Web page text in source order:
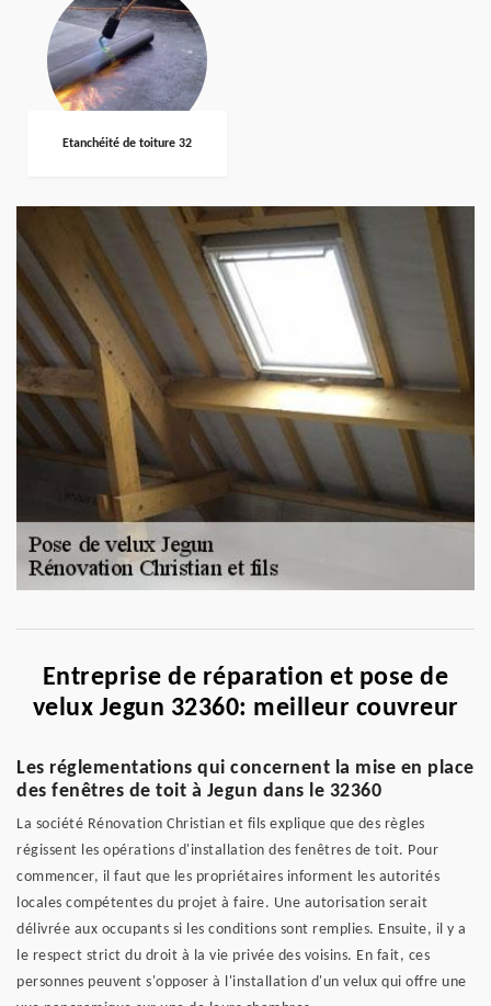
Etanchéité de toiture 32
Entreprise de réparation et pose de
velux Jegun 32360: meilleur couvreur
Les réglementations qui concernent la mise en place
des fenêtres de toit à Jegun dans le 32360
La société Rénovation Christian et fils explique que des règles
régissent les opérations d'installation des fenêtres de toit. Pour
commencer, il faut que les propriétaires informent les autorités
locales compétentes du projet à faire. Une autorisation serait
délivrée aux occupants si les conditions sont remplies. Ensuite, il y a
le respect strict du droit à la vie privée des voisins. En fait, ces
personnes peuvent s'opposer à l'installation d'un velux qui offre une